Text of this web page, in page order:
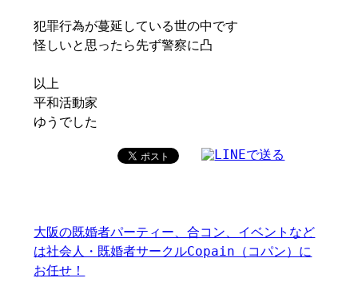
犯罪行為が蔓延している世の中です
怪しいと思ったら先ず警察に凸
以上
平和活動家
ゆうでした
大阪の既婚者パーティー、合コン、イベントなど
は社会人・既婚者サークルCopain（コパン）に
お任せ！